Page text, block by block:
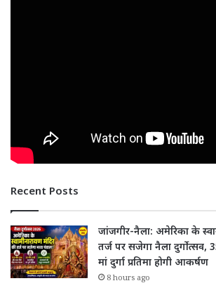
Recent Posts
जांजगीर-नैला: अमेरिका के
तर्ज पर सजेगा नैला दुर्गोत्सव,
मां दुर्गा प्रतिमा होगी आकर्षण
8 hours ago